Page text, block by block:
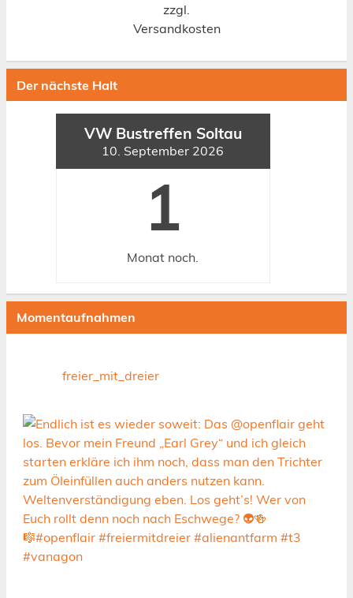
zzgl.
Versandkosten
Der nächste Halt
VW Bustreffen Soltau
10. September 2026
1
Monat noch.
Momentaufnahmen
freier_mit_dreier